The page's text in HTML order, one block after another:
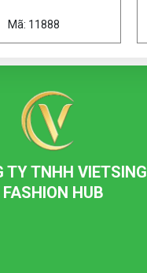
TY TNHH VIETSING
FASHION HUB